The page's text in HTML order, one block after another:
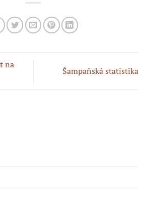
na
Šampaňská statistika